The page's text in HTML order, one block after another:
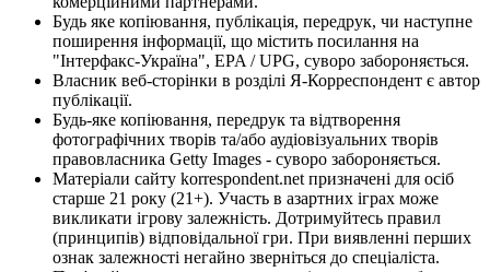
Будь яке копіювання, публікація, передрук, чи наступне
поширення інформації, що містить посилання на
"Інтерфакс-Україна", EPA / UPG, суворо забороняється.
Власник веб-сторінки в розділі Я-Корреспондент є автор
публікації.
Будь-яке копіювання, передрук та відтворення
фотографічних творів та/або аудіовізуальних творів
правовласника Getty Images - суворо забороняється.
Матеріали сайту korrespondent.net призначені для осіб
старше 21 року (21+). Участь в азартних іграх може
викликати ігрову залежність. Дотримуйтесь правил
(принципів) відповідальної гри. При виявленні перших
ознак залежності негайно зверніться до спеціаліста.